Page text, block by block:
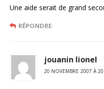
Une aide serait de grand
RÉPONDRE
jouanin lionel
20 NOVEMBRE 2007 À